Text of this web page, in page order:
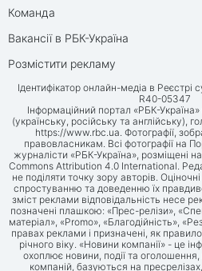
Команда
Вакансії в РБК-Україна
Розмістити рекламу
Ідентифікатор онлайн-медіа в Реєстрі
R40-05347
Інформаційний портал «РБК-
(українську, російську та англійську),
https://www.rbc.ua. Фотографії,
правовласникам. Всі фотографії на
журналісти «РБК-Україна», розміщені
Commons Attribution 4.0 International.
не поділяти точку зору авторів.
спростуванню та доведенню їх
зміст реклами відповідальність несе
позначені плашкою: «Прес-релізи»,
матеріал», «Promo», «Благодійність»,
правах реклами і призначені, як
річного віку. «Новини компанії» - це
охоплює новини, події та оголошення,
компаній, базуються на